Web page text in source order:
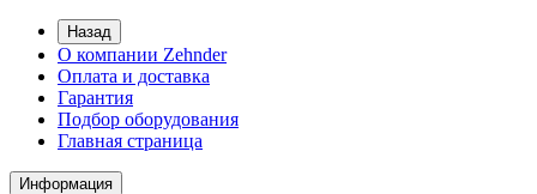
Назад
О компании Zehnder
Оплата и доставка
Гарантия
Подбор оборудования
Главная страница
Информация